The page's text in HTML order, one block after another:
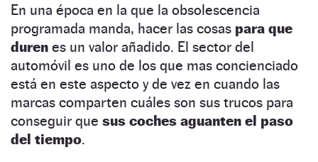
En una época en la que la obsolescencia
programada manda, hacer las cosas para que
duren es un valor añadido. El sector del
automóvil es uno de los que mas concienciado
está en este aspecto y de vez en cuando las
marcas comparten cuáles son sus trucos para
conseguir que sus coches aguanten el paso
del tiempo.